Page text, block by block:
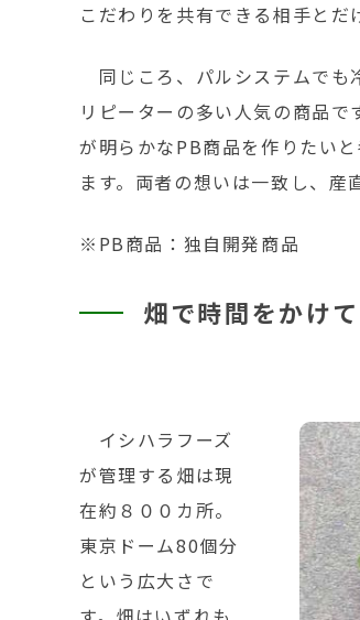
こだわりを共有できる相手とだ
同じころ、パルシステムでも
リピーターの多い人気の商品
が明らかなPB商品を作りたい
ます。両者の想いは一致し、産
※PB商品：独自開発商品
畑で時間をかけ
イシハラフーズ
が管理する畑は現
在約８００カ所。
東京ドーム80個分
という広大さで